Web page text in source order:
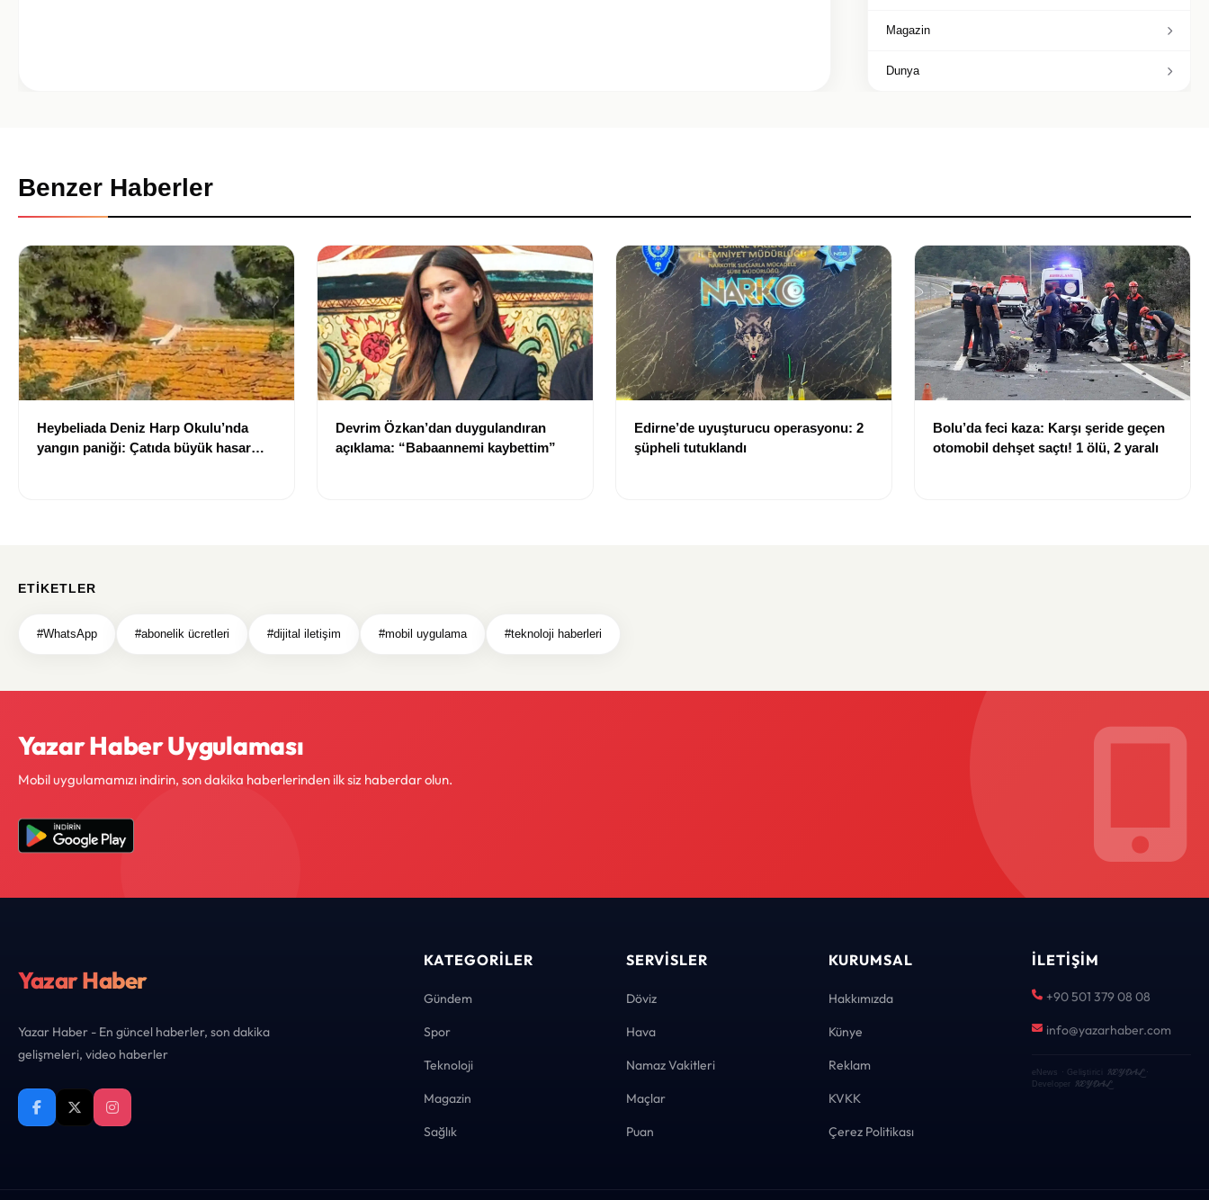
Magazin
Dunya
Benzer Haberler
Heybeliada Deniz Harp Okulu’nda
yangın paniği: Çatıda büyük hasar
Devrim Özkan’dan duygulandıran
açıklama: “Babaannemi kaybettim”
Edirne’de uyuşturucu operasyonu: 2
şüpheli tutuklandı
Bolu’da feci kaza: Karşı şeride geçen
otomobil dehşet saçtı! 1 ölü, 2 yaralı
ETIKETLER
#WhatsApp #abonelik ücretleri #dijital iletişim #mobil uygulama #teknoloji haberleri
Yazar Haber Uygulaması
Mobil uygulamamızı indirin, son dakika haberlerinden ilk siz haberdar olun.
Yazar Haber
Yazar Haber - En güncel haberler, son dakika
gelişmeleri, video haberler
KATEGORILER
Gündem
Spor
Teknoloji
Magazin
Sağlık
SERVISLER
Döviz
Hava
Namaz Vakitleri
Maçlar
Puan
KURUMSAL
Hakkımızda
Künye
Reklam
KVKK
Çerez Politikası
İLETIŞIM
+90 501 379 08 08
info@yazarhaber.com
eNews · Geliştirici KEYDAL·
Developer KEYDAL